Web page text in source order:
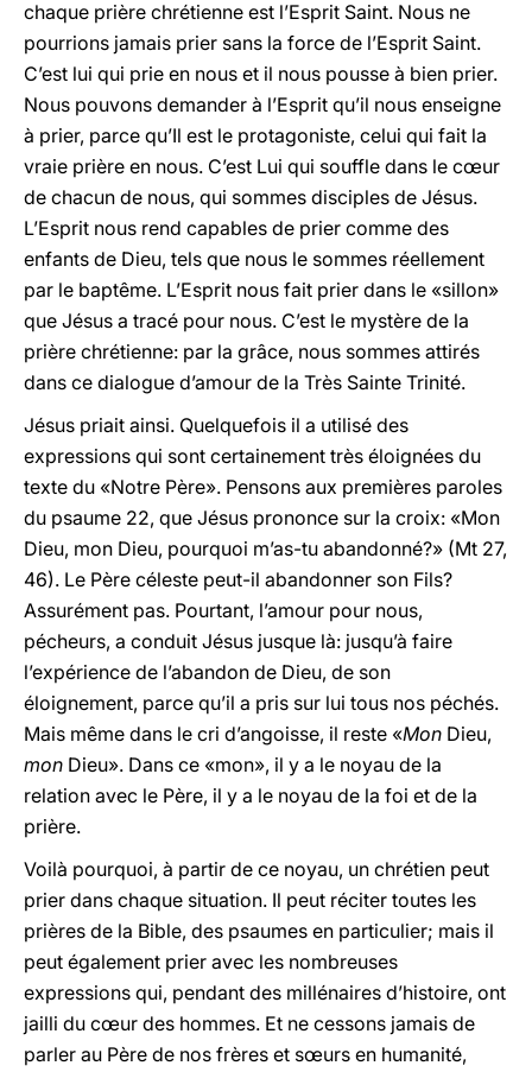
chaque prière chrétienne est l’Esprit Saint. Nous ne
pourrions jamais prier sans la force de l’Esprit Saint.
C’est lui qui prie en nous et il nous pousse à bien prier.
Nous pouvons demander à l’Esprit qu’il nous enseigne
à prier, parce qu’Il est le protagoniste, celui qui fait la
vraie prière en nous. C’est Lui qui souffle dans le cœur
de chacun de nous, qui sommes disciples de Jésus.
L’Esprit nous rend capables de prier comme des
enfants de Dieu, tels que nous le sommes réellement
par le baptême. L’Esprit nous fait prier dans le «sillon»
que Jésus a tracé pour nous. C’est le mystère de la
prière chrétienne: par la grâce, nous sommes attirés
dans ce dialogue d’amour de la Très Sainte Trinité.
Jésus priait ainsi. Quelquefois il a utilisé des
expressions qui sont certainement très éloignées du
texte du «Notre Père». Pensons aux premières paroles
du psaume 22, que Jésus prononce sur la croix: «Mon
Dieu, mon Dieu, pourquoi m’as-tu abandonné?» (Mt 27,
46). Le Père céleste peut-il abandonner son Fils?
Assurément pas. Pourtant, l’amour pour nous,
pécheurs, a conduit Jésus jusque là: jusqu’à faire
l’expérience de l’abandon de Dieu, de son
éloignement, parce qu’il a pris sur lui tous nos péchés.
Mais même dans le cri d’angoisse, il reste «Mon Dieu,
mon Dieu». Dans ce «mon», il y a le noyau de la
relation avec le Père, il y a le noyau de la foi et de la
prière.
Voilà pourquoi, à partir de ce noyau, un chrétien peut
prier dans chaque situation. Il peut réciter toutes les
prières de la Bible, des psaumes en particulier; mais il
peut également prier avec les nombreuses
expressions qui, pendant des millénaires d’histoire, ont
jailli du cœur des hommes. Et ne cessons jamais de
parler au Père de nos frères et sœurs en humanité,